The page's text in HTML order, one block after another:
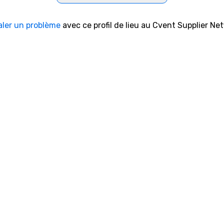
un problèmeavec ce profil de lieu au Cvent Supplier